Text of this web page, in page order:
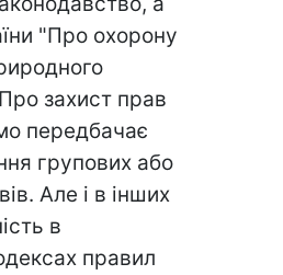
"Про охорону
захист прав
передбачає
групових або
Але і в інших
в
правил